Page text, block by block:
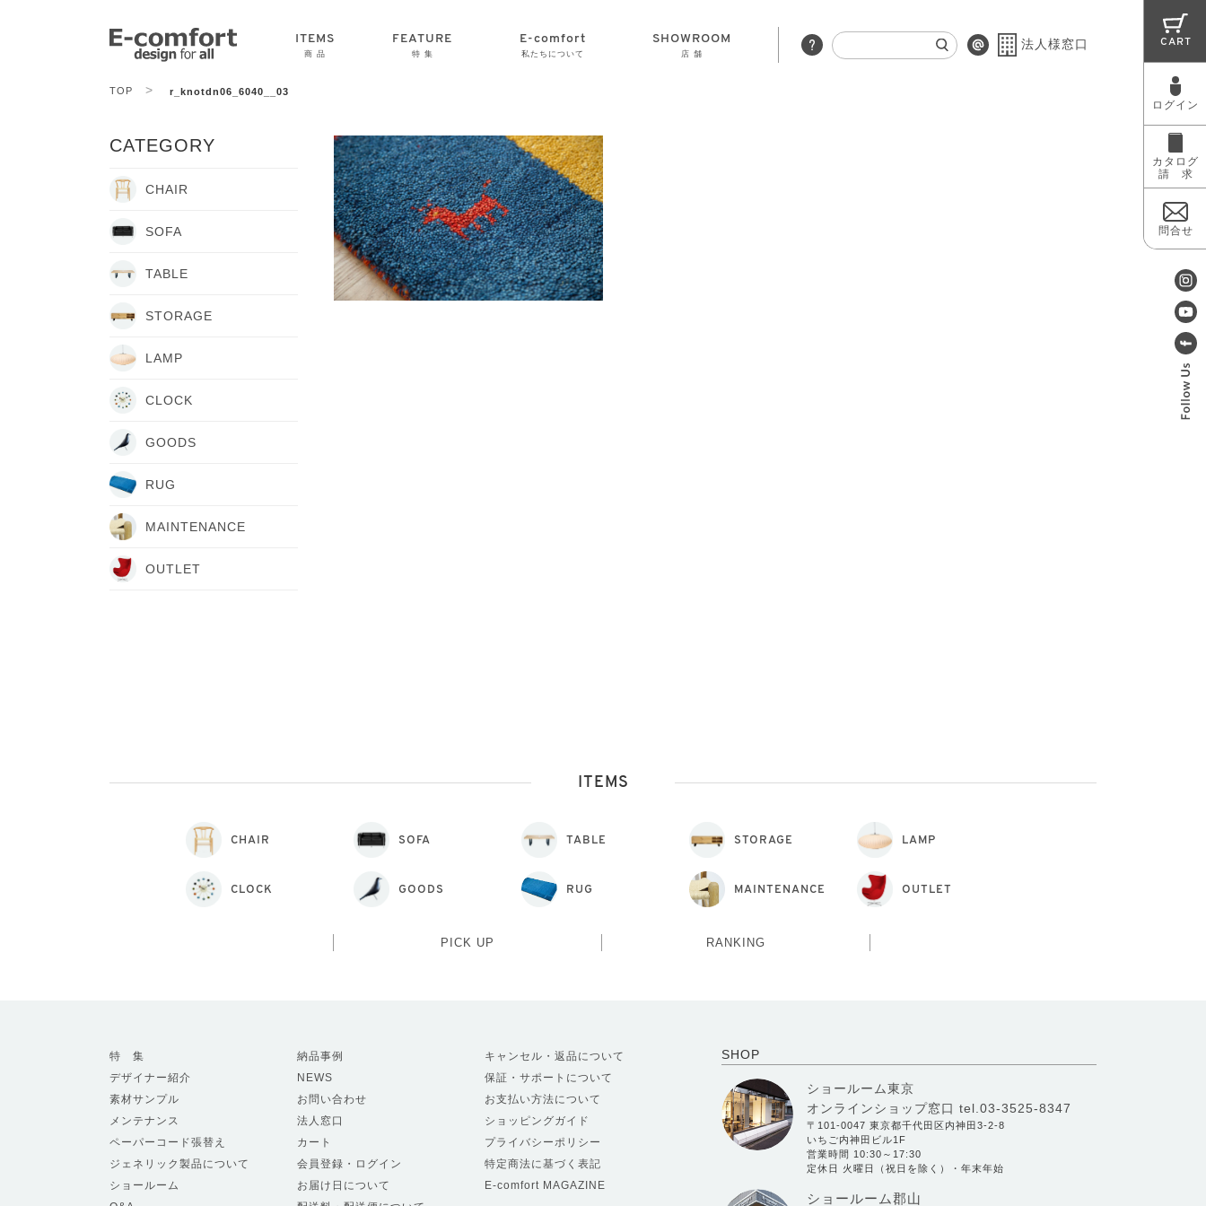
ITEMS
商 品
FEATURE
特 集
E-comfort
私たちについて
いて
SHOWROOM
店 舗
法人様窓口 CART
ログイン
カタログ
請 求
問合せ
TOP > r_knotdn06_6040__03
CATEGORY
CHAIR
SOFA
TABLE
STORAGE
LAMP
CLOCK
GOODS
RUG
MAINTENANCE
OUTLET
ITEMS
CHAIR SOFA TABLE STORAGE LAMP
CLOCK GOODS RUG MAINTENANCE OUTLET
PICK UP RANKING
SHOP
ショールーム東京
オンラインショップ窓口 tel.03-3525-8347
〒101-0047 東京都千代田区内神田3-2-8
いちご内神田ビル1F
営業時間 10:30～17:30
定休日 火曜日（祝日を除く）・年末年始
ショールーム郡山
特 集
デザイナー紹介
素材サンプル
メンテナンス
ペーパーコード張替え
ジェネリック製品について
ショールーム
納品事例
NEWS
お問い合わせ
法人窓口
カート
会員登録・ログイン
お届け日について
キャンセル・返品について
保証・サポートについて
お支払い方法について
ショッピングガイド
プライバシーポリシー
特定商法に基づく表記
E-comfort MAGAZINE